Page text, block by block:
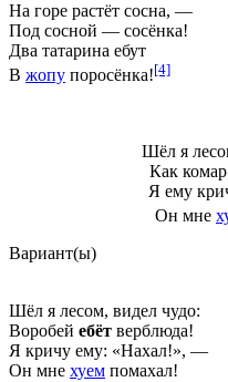
На горе растёт сосна, —
Под сосной — сосёнка!
Два татарина ебут
В жопу поросёнка![4]
Шёл я
Как комар
Я ему
Он мне
Вариант(ы)
Шёл я лесом, видел чудо:
Воробей ебёт верблюда!
Я кричу ему: «Нахал!», —
Он мне хуем помахал!